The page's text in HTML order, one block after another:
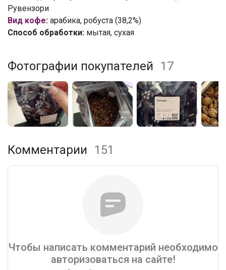
Рувензори
Вид кофе: арабика, робуста (38,2%)
Способ обработки: мытая, сухая
Фотографии покупателей 17
Комментарии 151
Чтобы написать комментарий необходимо
авторизоваться на сайте!